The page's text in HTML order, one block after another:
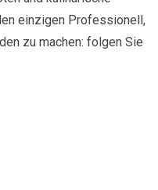
einzigen Professionell,
zu machen: folgen Sie